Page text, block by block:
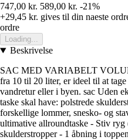
747,00 kr. 589,00 kr. -21%
+29,45 kr. gives til din naeste
ordre
Loading...
Beskrivelse
SAC MED VARIABELT
fra 10 til 20 liter, er ideel til at
vandretur eller i byen. sac Uden
taske skal have: polstrede
forskellige lommer, snesko- og
ultimative allroundtaske - Stiv ryg
skulderstropper - 1 åbning i